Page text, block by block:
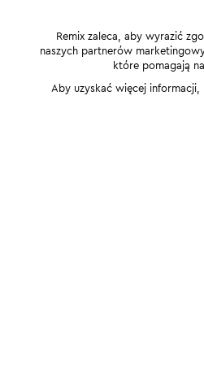
Remix zaleca, aby wyrazić
naszych partnerów
które pomagają
Aby uzyskać więcej